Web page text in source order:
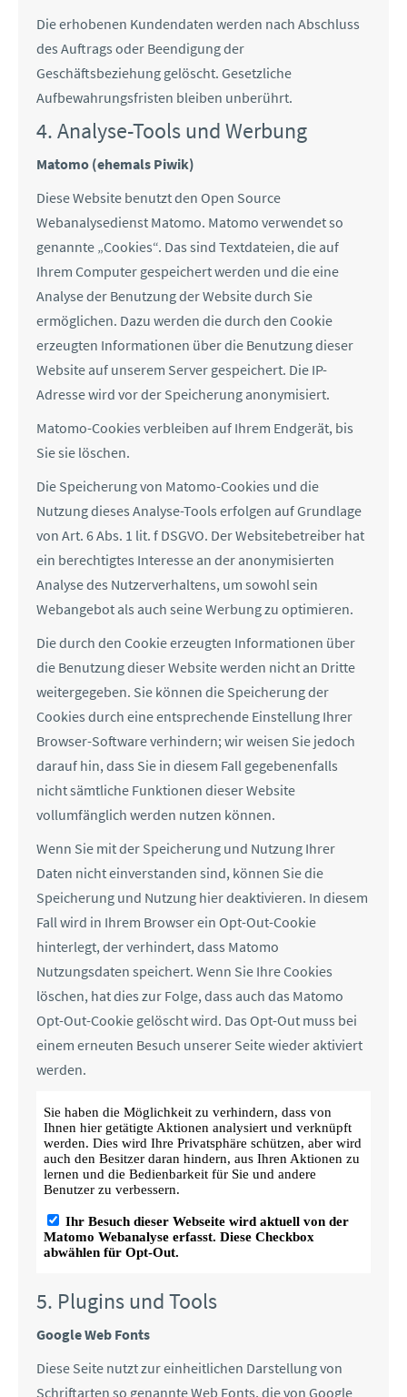
Die erhobenen Kundendaten werden nach Abschluss
des Auftrags oder Beendigung der
Geschäftsbeziehung gelöscht. Gesetzliche
Aufbewahrungsfristen bleiben unberührt.
4. Analyse-Tools und Werbung
Matomo (ehemals Piwik)
Diese Website benutzt den Open Source
Webanalysedienst Matomo. Matomo verwendet so
genannte „Cookies“. Das sind Textdateien, die auf
Ihrem Computer gespeichert werden und die eine
Analyse der Benutzung der Website durch Sie
ermöglichen. Dazu werden die durch den Cookie
erzeugten Informationen über die Benutzung dieser
Website auf unserem Server gespeichert. Die IP-
Adresse wird vor der Speicherung anonymisiert.
Matomo-Cookies verbleiben auf Ihrem Endgerät, bis
Sie sie löschen.
Die Speicherung von Matomo-Cookies und die
Nutzung dieses Analyse-Tools erfolgen auf Grundlage
von Art. 6 Abs. 1 lit. f DSGVO. Der Websitebetreiber hat
ein berechtigtes Interesse an der anonymisierten
Analyse des Nutzerverhaltens, um sowohl sein
Webangebot als auch seine Werbung zu optimieren.
Die durch den Cookie erzeugten Informationen über
die Benutzung dieser Website werden nicht an Dritte
weitergegeben. Sie können die Speicherung der
Cookies durch eine entsprechende Einstellung Ihrer
Browser-Software verhindern; wir weisen Sie jedoch
darauf hin, dass Sie in diesem Fall gegebenenfalls
nicht sämtliche Funktionen dieser Website
vollumfänglich werden nutzen können.
Wenn Sie mit der Speicherung und Nutzung Ihrer
Daten nicht einverstanden sind, können Sie die
Speicherung und Nutzung hier deaktivieren. In diesem
Fall wird in Ihrem Browser ein Opt-Out-Cookie
hinterlegt, der verhindert, dass Matomo
Nutzungsdaten speichert. Wenn Sie Ihre Cookies
löschen, hat dies zur Folge, dass auch das Matomo
Opt-Out-Cookie gelöscht wird. Das Opt-Out muss bei
einem erneuten Besuch unserer Seite wieder aktiviert
werden.
5. Plugins und Tools
Google Web Fonts
Diese Seite nutzt zur einheitlichen Darstellung von
Schriftarten so genannte Web Fonts, die von Google